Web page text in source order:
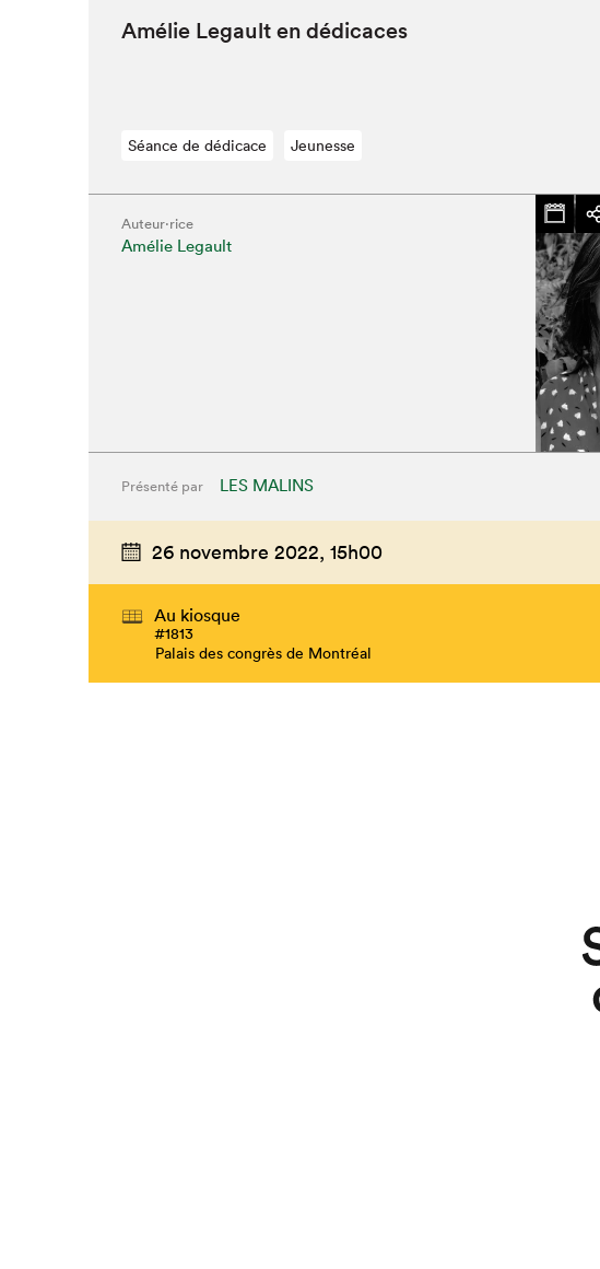
Amélie Legault en dédicaces
Séance de dédicace Jeunesse
Auteur·rice
Amélie Legault
Présenté par LES MALINS
26 novembre 2022, 15h00
Au kiosque
#1813
Palais des congrès de Montréal